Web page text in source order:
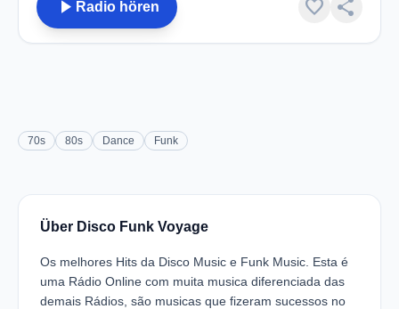
play_arrow Radio hören favorite share
70s 80s Dance Funk
Über Disco Funk Voyage
Os melhores Hits da Disco Music e Funk Music. Esta é
uma Rádio Online com muita musica diferenciada das
demais Rádios, são musicas que fizeram sucessos no